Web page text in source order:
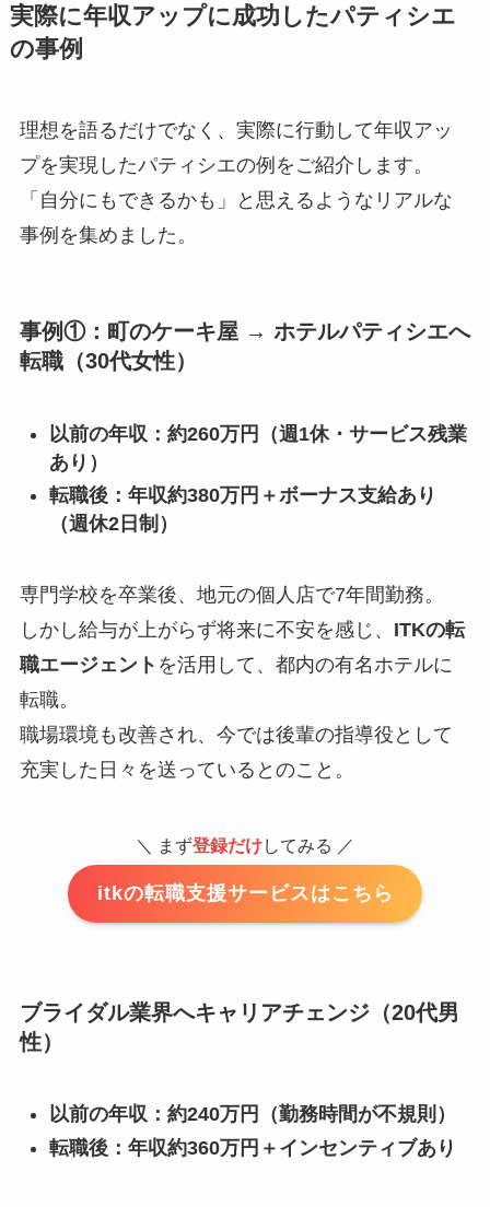
実際に年収アップに成功したパティシエ
の事例
理想を語るだけでなく、実際に行動して年収アッ
プを実現したパティシエの例をご紹介します。
「自分にもできるかも」と思えるようなリアルな
事例を集めました。
事例①：町のケーキ屋 → ホテルパティシエへ
転職（30代女性）
以前の年収：約260万円（週1休・サービス残業
あり）
転職後：年収約380万円＋ボーナス支給あり
（週休2日制）
専門学校を卒業後、地元の個人店で7年間勤務。
しかし給与が上がらず将来に不安を感じ、 ITKの転
職エージェント を活用して、都内の有名ホテルに
転職。
職場環境も改善され、今では後輩の指導役として
充実した日々を送っているとのこと。
＼ まず登録だけしてみる ／
itkの転職支援サービスはこちら
ブライダル業界へキャリアチェンジ（20代男
性）
以前の年収：約240万円（勤務時間が不規則）
転職後：年収約360万円＋インセンティブあり